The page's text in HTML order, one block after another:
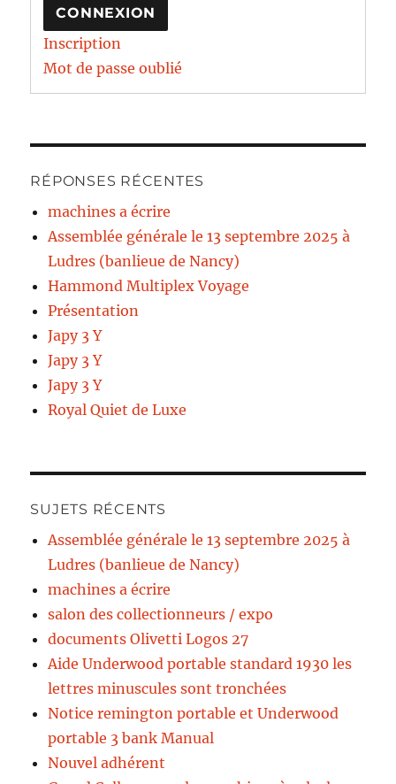
CONNEXION
Inscription
Mot de passe oublié
RÉPONSES RÉCENTES
machines a écrire
Assemblée générale le 13 septembre 2025 à
Ludres (banlieue de Nancy)
Hammond Multiplex Voyage
Présentation
Japy 3 Y
Japy 3 Y
Japy 3 Y
Royal Quiet de Luxe
SUJETS RÉCENTS
Assemblée générale le 13 septembre 2025 à
Ludres (banlieue de Nancy)
machines a écrire
salon des collectionneurs / expo
documents Olivetti Logos 27
Aide Underwood portable standard 1930 les
lettres minuscules sont tronchées
Notice remington portable et Underwood
portable 3 bank Manual
Nouvel adhérent